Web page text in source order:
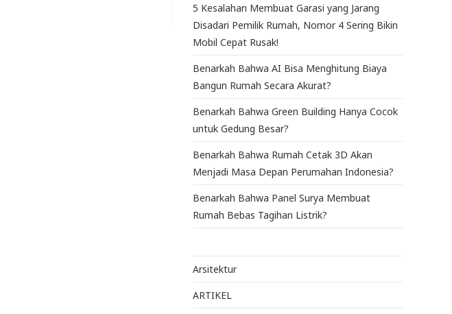
5 Kesalahan Membuat Garasi yang Jarang
Disadari Pemilik Rumah, Nomor 4 Sering Bikin
Mobil Cepat Rusak!
Benarkah Bahwa AI Bisa Menghitung Biaya
Bangun Rumah Secara Akurat?
Benarkah Bahwa Green Building Hanya Cocok
untuk Gedung Besar?
Benarkah Bahwa Rumah Cetak 3D Akan
Menjadi Masa Depan Perumahan Indonesia?
Benarkah Bahwa Panel Surya Membuat
Rumah Bebas Tagihan Listrik?
Arsitektur
ARTIKEL